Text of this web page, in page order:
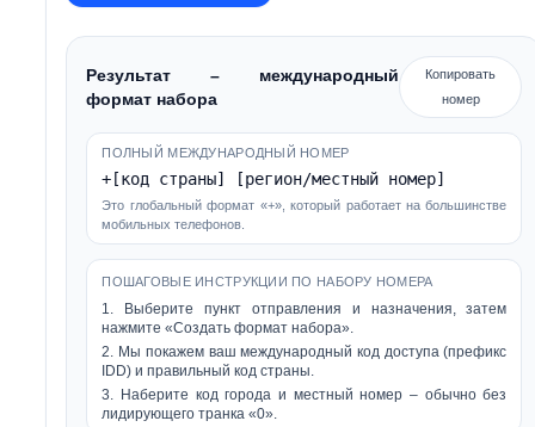
Результат – международный
формат набора
Копировать
номер
ПОЛНЫЙ МЕЖДУНАРОДНЫЙ НОМЕР
+[код страны] [регион/местный номер]
Это глобальный формат «+», который работает на большинстве
мобильных телефонов.
ПОШАГОВЫЕ ИНСТРУКЦИИ ПО НАБОРУ НОМЕРА
1. Выберите пункт отправления и назначения, затем
нажмите «Создать формат набора».
2. Мы покажем ваш международный код доступа (префикс
IDD) и правильный код страны.
3. Наберите код города и местный номер – обычно без
лидирующего транка «0».